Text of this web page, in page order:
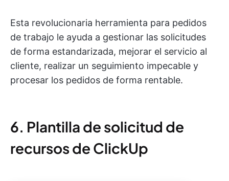
Esta revolucionaria herramienta para pedidos
de trabajo le ayuda a gestionar las solicitudes
de forma estandarizada, mejorar el servicio al
cliente, realizar un seguimiento impecable y
procesar los pedidos de forma rentable.
6. Plantilla de solicitud de
recursos de ClickUp